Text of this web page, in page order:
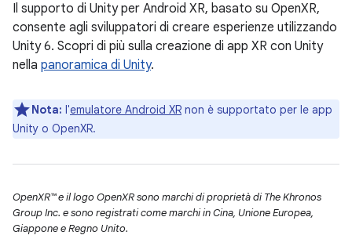
Il supporto di Unity per Android XR, basato su OpenXR,
consente agli sviluppatori di creare esperienze utilizzando
Unity 6. Scopri di più sulla creazione di app XR con Unity
nella panoramica di Unity.
Nota: l'emulatore Android XR non è supportato per le app
Unity o OpenXR.
OpenXR™ e il logo OpenXR sono marchi di proprietà di The Khronos
Group Inc. e sono registrati come marchi in Cina, Unione Europea,
Giappone e Regno Unito.